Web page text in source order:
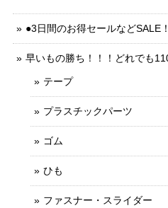
●3日間のお得セールなどSALE
早いもの勝ち！！！どれでも
テープ
プラスチックパーツ
ゴム
ひも
ファスナー・スライダー